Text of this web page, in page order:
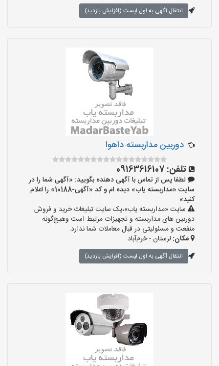
انتقال آگهی به اول لیست (افزایش بازدید)
دوربین مداربسته داهوا
تلفن: 09163616107
لطفا پس از تماس با آگهی دهنده بگویید: «آگهی شما را در
سایت «مداربسته یاب» دیده ام و کد «آگهی-10188» را اعلام
کنید»
سایت «مداربسته یاب»،یک سایت تبلیغات خرید و فروش
دوربین های مداربسته و تجهیزات مرتبط است وهیچ‌گونه
منفعت و مسئولیتی در قبال معاملات شما ندارد.
مکان: لرستان - خرم‌آباد
انتقال آگهی به اول لیست (افزایش بازدید)